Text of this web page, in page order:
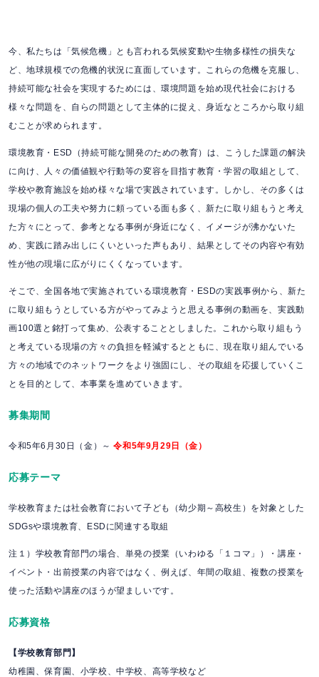
今、私たちは「気候危機」とも言われる気候変動や生物多様性の損失な
ど、地球規模での危機的状況に直面しています。これらの危機を克服し、
持続可能な社会を実現するためには、環境問題を始め現代社会における
様々な問題を、自らの問題として主体的に捉え、身近なところから取り組
むことが求められます。
環境教育・ESD（持続可能な開発のための教育）は、こうした課題の解決
に向け、人々の価値観や行動等の変容を目指す教育・学習の取組として、
学校や教育施設を始め様々な場で実践されています。しかし、その多くは
現場の個人の工夫や努力に頼っている面も多く、新たに取り組もうと考え
た方々にとって、参考となる事例が身近になく、イメージが沸かないた
め、実践に踏み出しにくいといった声もあり、結果としてその内容や有効
性が他の現場に広がりにくくなっています。
そこで、全国各地で実施されている環境教育・ESDの実践事例から、新た
に取り組もうとしている方がやってみようと思える事例の動画を、実践動
画100選と銘打って集め、公表することとしました。これから取り組もう
と考えている現場の方々の負担を軽減するとともに、現在取り組んでいる
方々の地域でのネットワークをより強固にし、その取組を応援していくこ
とを目的として、本事業を進めていきます。
募集期間
令和5年6月30日（金）～令和5年9月29日（金）
応募テーマ
学校教育または社会教育において子ども（幼少期～高校生）を対象とした
SDGsや環境教育、ESDに関連する取組
注１）学校教育部門の場合、単発の授業（いわゆる「１コマ」）・講座・
イベント・出前授業の内容ではなく、例えば、年間の取組、複数の授業を
使った活動や講座のほうが望ましいです。
応募資格
【学校教育部門】
幼稚園、保育園、小学校、中学校、高等学校など